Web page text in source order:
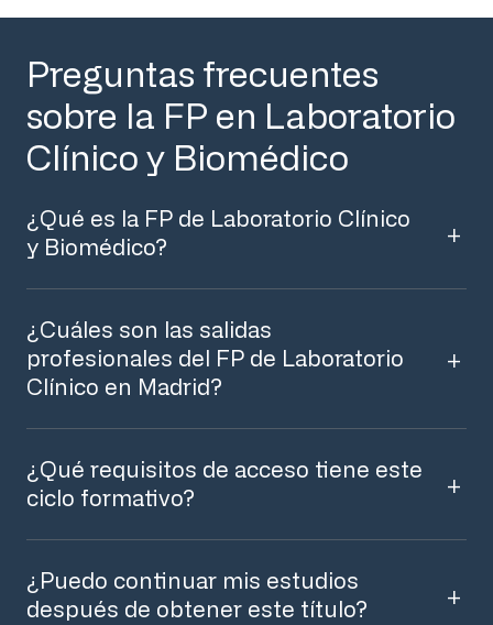
Preguntas frecuentes
sobre la FP en Laboratorio
Clínico y Biomédico
¿Qué es la FP de Laboratorio Clínico
y Biomédico?
¿Cuáles son las salidas
profesionales del FP de Laboratorio
Clínico en Madrid?
¿Qué requisitos de acceso tiene este
ciclo formativo?
¿Puedo continuar mis estudios
después de obtener este título?